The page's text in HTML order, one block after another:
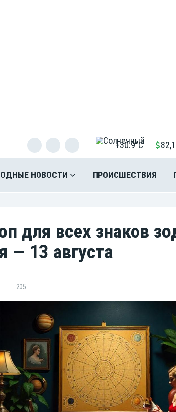
+30.9°C
НОВОСТИ ПРОИСШЕСТВИЯ
для всех знаков
— 13 августа
205